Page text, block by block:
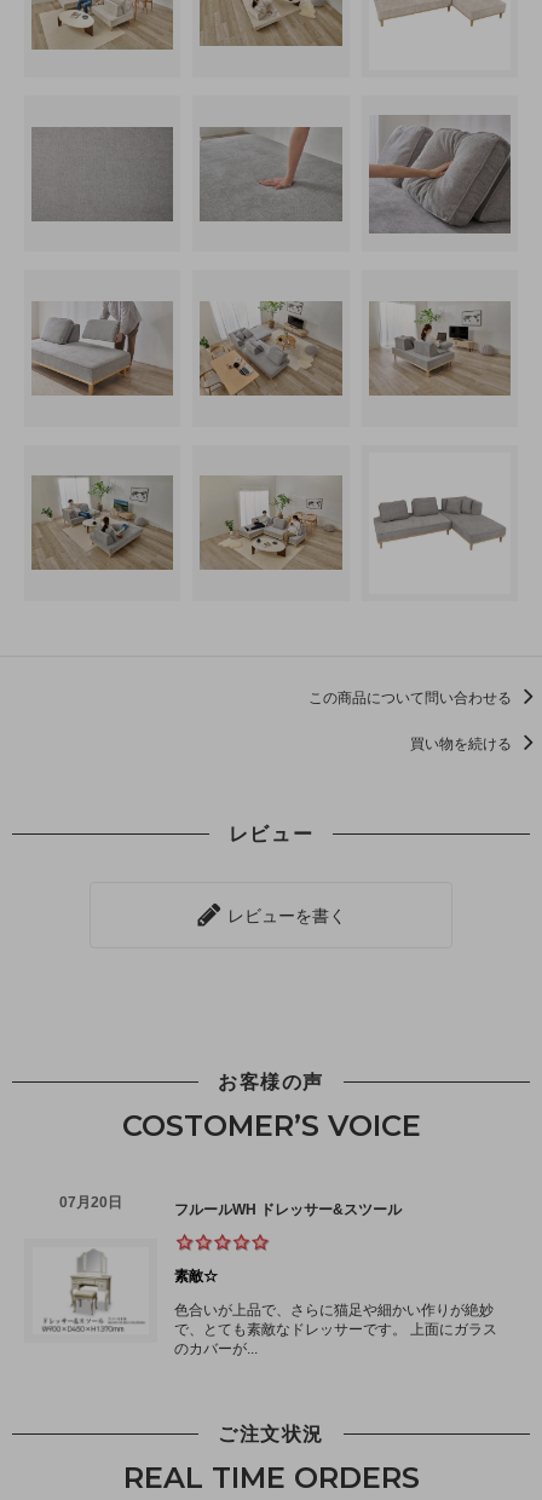
この商品について問い合わせる
買い物を続ける
レビュー
レビューを書く
お客様の声
COSTOMER’S VOICE
ご注文状況
REAL TIME ORDERS